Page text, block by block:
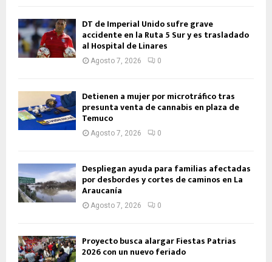
DT de Imperial Unido sufre grave
accidente en la Ruta 5 Sur y es trasladado
al Hospital de Linares
Agosto 7, 2026 0
Detienen a mujer por microtráfico tras
presunta venta de cannabis en plaza de
Temuco
Agosto 7, 2026 0
Despliegan ayuda para familias afectadas
por desbordes y cortes de caminos en La
Araucanía
Agosto 7, 2026 0
Proyecto busca alargar Fiestas Patrias
2026 con un nuevo feriado